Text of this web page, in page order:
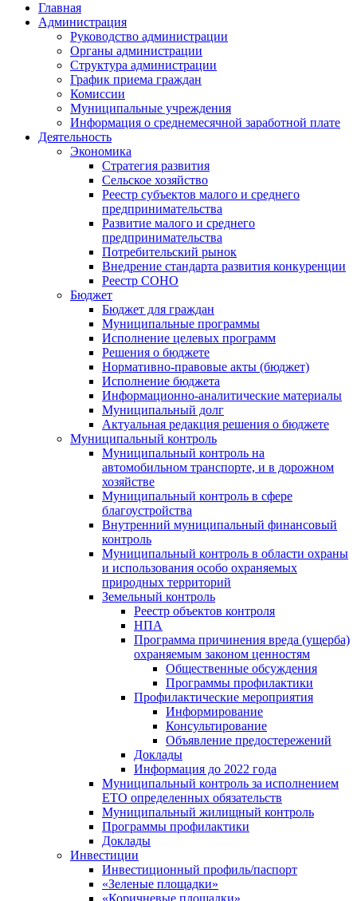
Главная
Администрация
Руководство администрации
Органы администрации
Структура администрации
График приема граждан
Комиссии
Муниципальные учреждения
Информация о среднемесячной заработной плате
Деятельность
Экономика
Стратегия развития
Сельское хозяйство
Реестр субъектов малого и среднего
предпринимательства
Развитие малого и среднего
предпринимательства
Потребительский рынок
Внедрение стандарта развития конкуренции
Реестр СОНО
Бюджет
Бюджет для граждан
Муниципальные программы
Исполнение целевых программ
Решения о бюджете
Нормативно-правовые акты (бюджет)
Исполнение бюджета
Информационно-аналитические материалы
Муниципальный долг
Актуальная редакция решения о бюджете
Муниципальный контроль
Муниципальный контроль на
автомобильном транспорте, и в дорожном
хозяйстве
Муниципальный контроль в сфере
благоустройства
Внутренний муниципальный финансовый
контроль
Муниципальный контроль в области охраны
и использования особо охраняемых
природных территорий
Земельный контроль
Реестр объектов контроля
НПА
Программа причинения вреда (ущерба)
охраняемым законом ценностям
Общественные обсуждения
Программы профилактики
Профилактические мероприятия
Информирование
Консультирование
Объявление предостережений
Доклады
Информация до 2022 года
Муниципальный контроль за исполнением
ЕТО определенных обязательств
Муниципальный жилищный контроль
Программы профилактики
Доклады
Инвестиции
Инвестиционный профиль/паспорт
«Зеленые площадки»
«Коричневые площадки»